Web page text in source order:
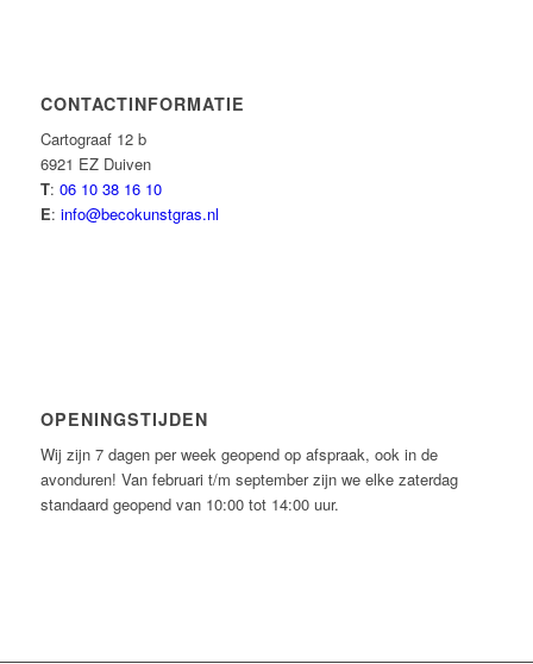
CONTACTINFORMATIE
Cartograaf 12 b
6921 EZ Duiven
T: 06 10 38 16 10
E: info@becokunstgras.nl
OPENINGSTIJDEN
Wij zijn 7 dagen per week geopend op afspraak, ook in de
avonduren! Van februari t/m september zijn we elke zaterdag
standaard geopend van 10:00 tot 14:00 uur.